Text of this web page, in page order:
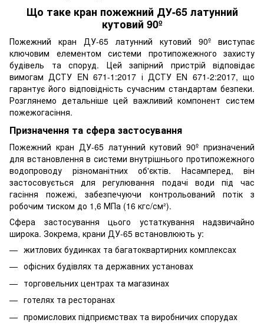
Що таке кран пожежний ДУ-65 латунний
кутовий 90º
Пожежний кран ДУ-65 латунний кутовий 90º виступає
ключовим елементом системи протипожежного захисту
будівель та споруд. Цей запірний пристрій відповідає
вимогам ДСТУ EN 671-1:2017 і ДСТУ EN 671-2:2017, що
гарантує його відповідність сучасним стандартам безпеки.
Розглянемо детальніше цей важливий компонент систем
пожежогасіння.
Призначення та сфера застосування
Пожежний кран ДУ-65 латунний кутовий 90º призначений
для встановлення в системи внутрішнього протипожежного
водопроводу різноманітних об'єктів. Насамперед, він
застосовується для регулювання подачі води під час
гасіння пожежі, забезпечуючи контрольований потік з
робочим тиском до 1,6 МПа (16 кгс/см²).
Сфера застосування цього устаткування надзвичайно
широка. Зокрема, крани ДУ-65 встановлюють у:
житлових будинках та багатоквартирних комплексах
офісних будівлях та державних установах
торговельних центрах та магазинах
готелях та ресторанах
промислових підприємствах та виробничих спорудах